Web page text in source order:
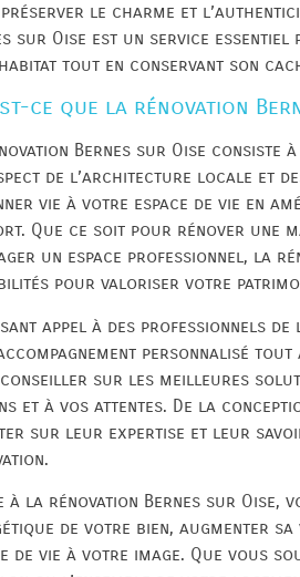
le charme et
sur Oise est un service
tout en conservant son
ce que la rénovation
Bernes sur Oise consiste
de l’architecture locale et
vie à votre espace de vie en
Que ce soit pour rénover une
un espace professionnel, la
pour valoriser votre
appel à des professionnels
personnalisé
sur les meilleures
et à vos attentes. De la
sur leur expertise et leur
à la rénovation Bernes sur
de votre bien, augmenter
de vie à votre image. Que vous